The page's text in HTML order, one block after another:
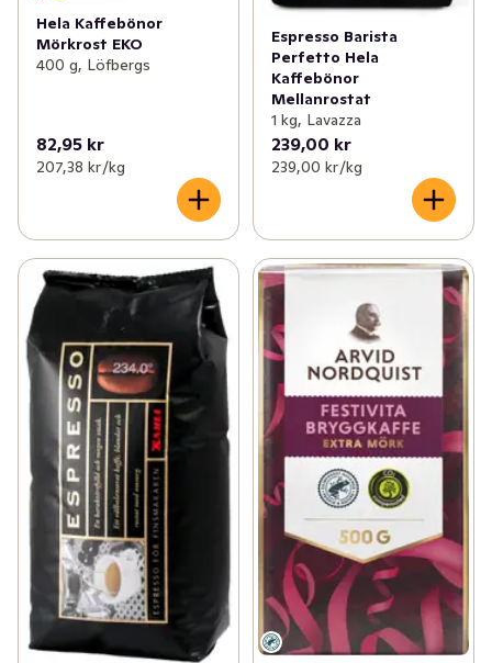
Hela Kaffebönor
Mörkrost EKO
400 g, Löfbergs
82,95 kr
207,38 kr /kg
Espresso Barista
Perfetto Hela
Kaffebönor
Mellanrostat
1 kg, Lavazza
239,00 kr
239,00 kr /kg